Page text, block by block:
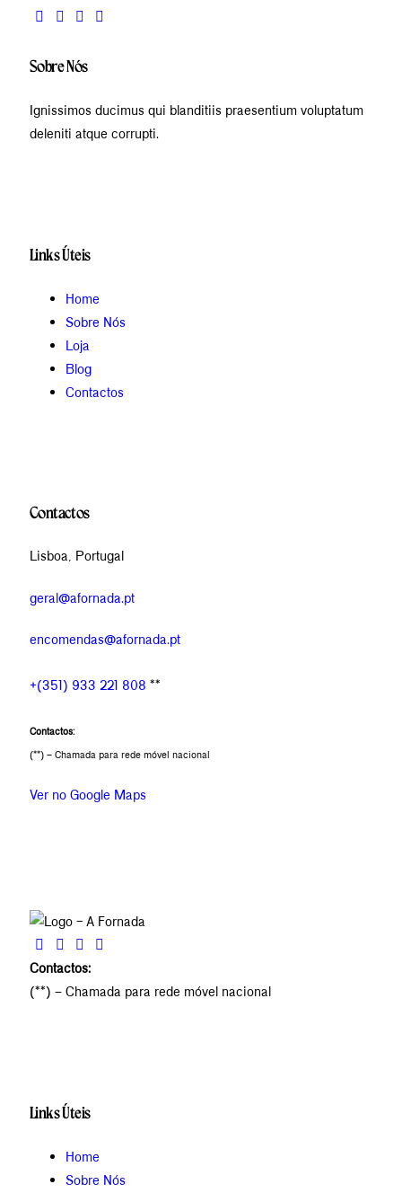
Sobre Nós
Ignissimos ducimus qui blanditiis praesentium voluptatum
deleniti atque corrupti.
Links Úteis
Home
Sobre Nós
Loja
Blog
Contactos
Contactos
Lisboa, Portugal
geral@afornada.pt
encomendas@afornada.pt
+(351) 933 221 808 **
Contactos:
(**) – Chamada para rede móvel nacional
Ver no Google Maps
Contactos:
(**) – Chamada para rede móvel nacional
Links Úteis
Home
Sobre Nós